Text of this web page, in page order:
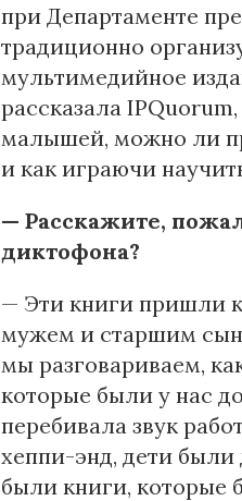
при Департаменте
традиционно
мультимедийное
рассказала
малышей, можно ли
и как играючи
— Расскажите,
диктофона?
— Эти книги пришли
мужем и старшим
мы разговариваем,
которые были у нас
перебивала звук
хеппи-энд, дети были
были книги, которые